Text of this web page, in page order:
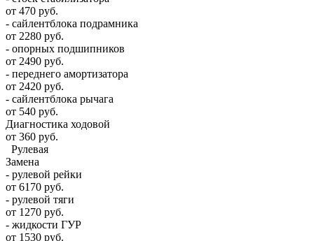
от 470 руб.
- сайлентблока подрамника
от 2280 руб.
- опорных подшипников
от 2490 руб.
- переднего амортизатора
от 2420 руб.
- сайлентблока рычага
от 540 руб.
Диагностика ходовой
от 360 руб.
Рулевая
Замена
- рулевой рейки
от 6170 руб.
- рулевой тяги
от 1270 руб.
- жидкости ГУР
от 1530 руб.